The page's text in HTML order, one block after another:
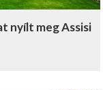
nyílt meg Assisi